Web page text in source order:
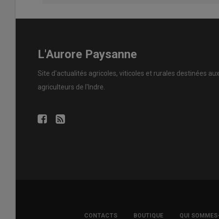
L'Aurore Paysanne
Site d'actualités agricoles, viticoles et rurales destinées aux
agriculteurs de l'Indre.
CONTACTS BOUTIQUE QUI